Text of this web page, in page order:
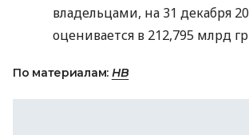
владельцами, на 31 декабря
оценивается в 212,795 млрд
По материалам: НВ